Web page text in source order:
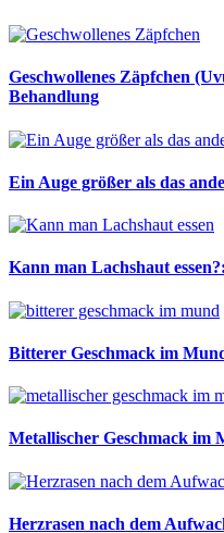
Geschwollenes Zäpfchen
Behandlung
Ein Auge größer als das
Kann man Lachshaut
Bitterer Geschmack im
Metallischer Geschmack im
Herzrasen nach dem